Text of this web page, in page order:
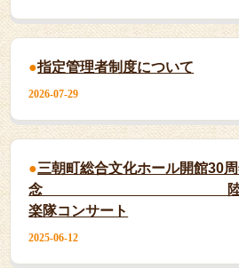
指定管理者制度について
2026-07-29
三朝町総合文化ホール開館30
念 陸上自衛
楽隊コンサート
2025-06-12